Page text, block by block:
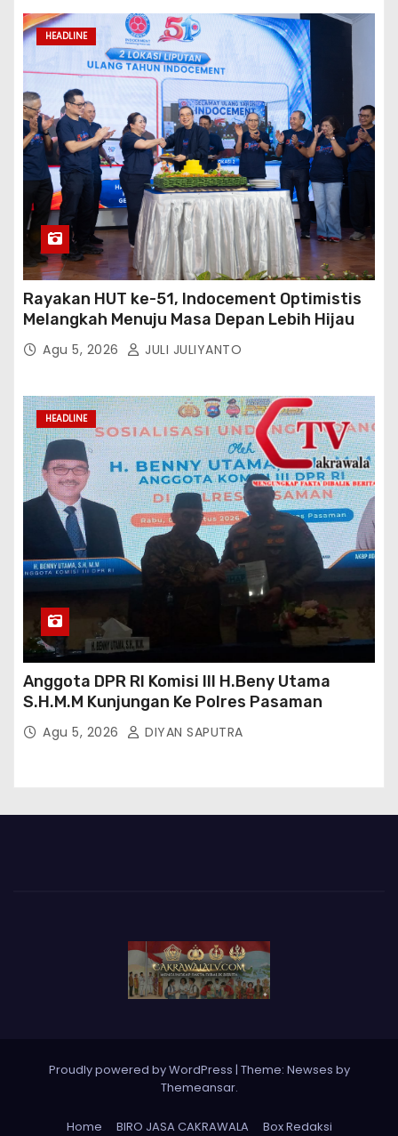
HEADLINE
Rayakan HUT ke-51, Indocement Optimistis
Melangkah Menuju Masa Depan Lebih Hijau
Agu 5, 2026 JULI JULIYANTO
HEADLINE
Anggota DPR RI Komisi III H.Beny Utama
S.H.M.M Kunjungan Ke Polres Pasaman
Agu 5, 2026 DIYAN SAPUTRA
Proudly powered by WordPress | Theme: Newses by
Themeansar.
Home BIRO JASA CAKRAWALA Box Redaksi